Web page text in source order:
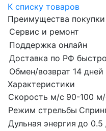
К списку товаров
Преимущества покупки
Сервис и ремонт
Поддержка онлайн
Доставка по РФ быстро
Обмен/возврат 14 дней
Характеристики
Скорость м/с 90-100
Режим стрельбы
Дульная энергия до